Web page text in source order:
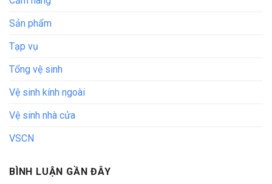
Sản phẩm
Tạp vụ
Tổng vệ sinh
Vệ sinh kính ngoài
Vệ sinh nhà cửa
VSCN
BÌNH LUẬN GẦN ĐÂY